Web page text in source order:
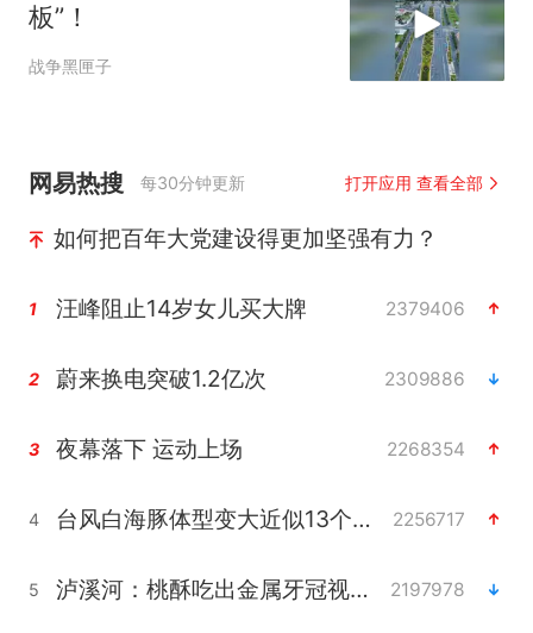
板”！
战争黑匣子
网易热搜 每30分钟更新 打开应用 查看全部
如何把百年大党建设得更加坚强有力？
1 汪峰阻止14岁女儿买大牌 2379406
2 蔚来换电突破1.2亿次 2309886
3 夜幕落下 运动上场 2268354
4 台风白海豚体型变大近似13个浙江面积 2256717
5 泸溪河：桃酥吃出金属牙冠视频不实 2197978